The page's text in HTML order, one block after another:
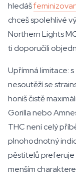
hledáš
chceš spolehlivé
Northern Lights
ti doporučili
Upřímná limitace:
nesoutěží se
honíš čistě
Gorilla nebo
THC není celý
plnohodnotný
pěstitelů preferuje
menším